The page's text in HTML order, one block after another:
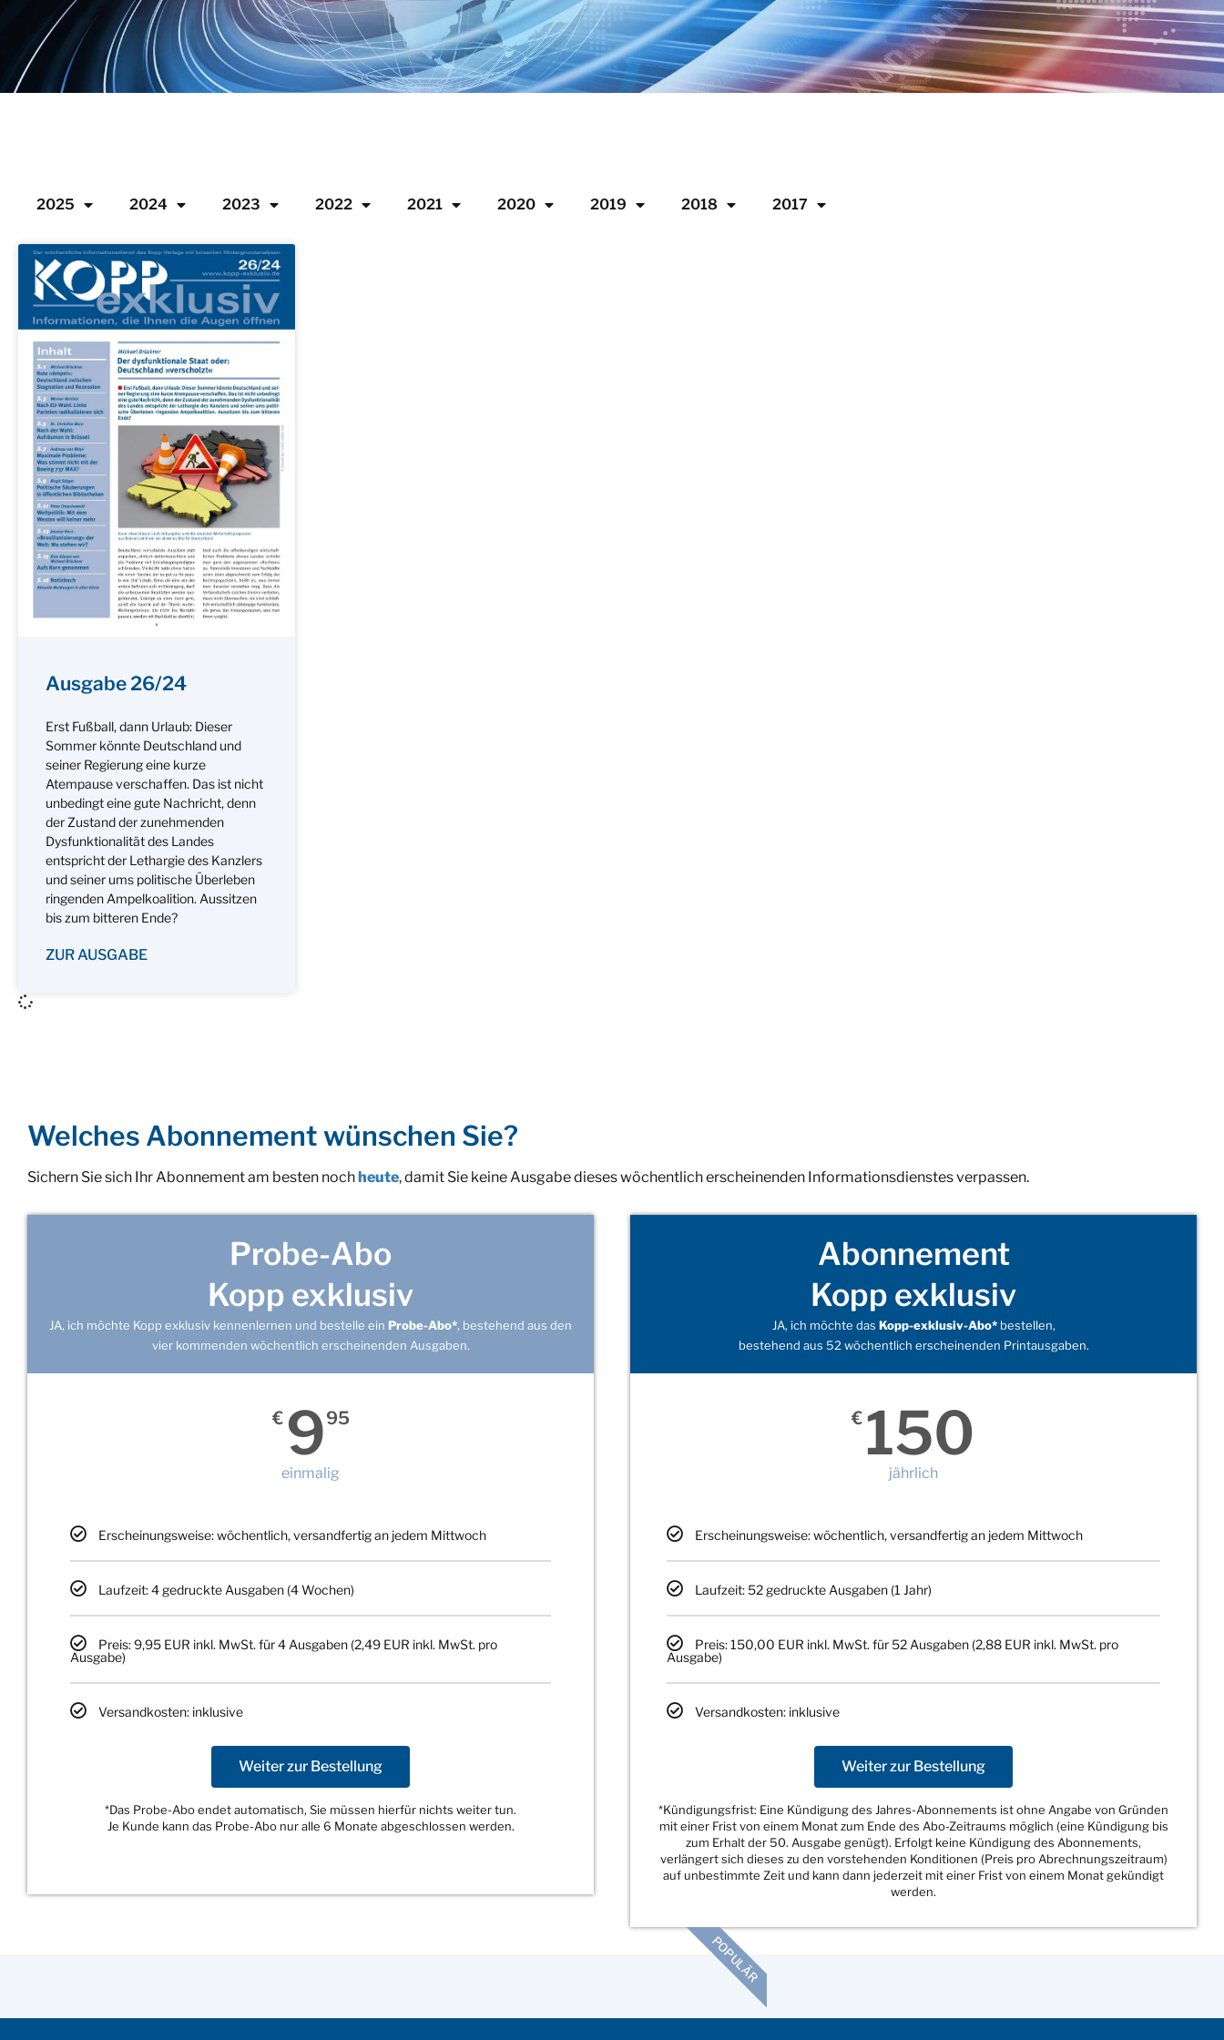
2025 2024 2023 2022 2021 2020 2019 2018 2017
Ausgabe 26/24
Erst Fußball, dann Urlaub: Dieser
Sommer könnte Deutschland und
seiner Regierung eine kurze
Atempause verschaffen. Das ist nicht
unbedingt eine gute Nachricht, denn
der Zustand der zunehmenden
Dysfunktionalität des Landes
entspricht der Lethargie des Kanzlers
und seiner ums politische Überleben
ringenden Ampelkoalition. Aussitzen
bis zum bitteren Ende?
ZUR AUSGABE
Welches Abonnement wünschen Sie?
Sichern Sie sich Ihr Abonnement am besten nochheute, damit Sie keine Ausgabe dieses wöchentlich erscheinenden Informationsdienstes verpassen.
Probe-Abo
Kopp exklusiv
JA, ich möchte Kopp exklusiv kennenlernen und bestelle ein Probe-Abo*, bestehend aus den
vier kommenden wöchentlich erscheinenden Ausgaben.
€ 995
einmalig
Erscheinungsweise: wöchentlich, versandfertig an jedem Mittwoch
Laufzeit: 4 gedruckte Ausgaben (4 Wochen)
Preis: 9,95 EUR inkl. MwSt. für 4 Ausgaben (2,49 EUR inkl. MwSt. pro
Ausgabe)
Versandkosten: inklusive
Weiter zur Bestellung
*Das Probe-Abo endet automatisch, Sie müssen hierfür nichts weiter tun.
Je Kunde kann das Probe-Abo nur alle 6 Monate abgeschlossen werden.
Abonnement
Kopp exklusiv
JA, ich möchte das Kopp-exklusiv-Abo*bestellen,
bestehend aus 52 wöchentlich erscheinenden Printausgaben.
€ 150
jährlich
Erscheinungsweise: wöchentlich, versandfertig an jedem Mittwoch
Laufzeit: 52 gedruckte Ausgaben (1 Jahr)
Preis: 150,00 EUR inkl. MwSt. für 52 Ausgaben (2,88 EUR inkl. MwSt. pro
Ausgabe)
Versandkosten: inklusive
Weiter zur Bestellung
*Kündigungsfrist: Eine Kündigung des Jahres-Abonnements ist ohne Angabe von Gründen
mit einer Frist von einem Monat zum Ende des Abo-Zeitraums möglich (eine Kündigung bis
zum Erhalt der 50. Ausgabe genügt). Erfolgt keine Kündigung des Abonnements,
verlängert sich dieses zu den vorstehenden Konditionen (Preis pro Abrechnungszeitraum)
auf unbestimmte Zeit und kann dann jederzeit mit einer Frist von einem Monat gekündigt
werden.
POPULÄR